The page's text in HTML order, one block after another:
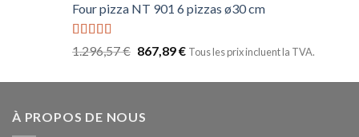
Four pizza NT 901 6 pizzas ø30 cm
Note5.00
1.296,57€ 867,89€ Tous les prix incluent la TVA.
À PROPOS DE NOUS